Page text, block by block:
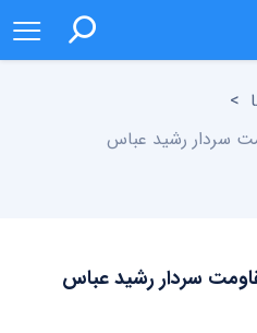
>
سردار رشید عباس
سردار رشید عباس